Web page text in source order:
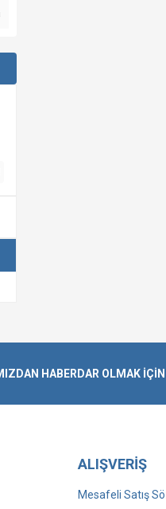
HABERDAR OLMAK
ALIŞVERİŞ
Mesafeli Satış